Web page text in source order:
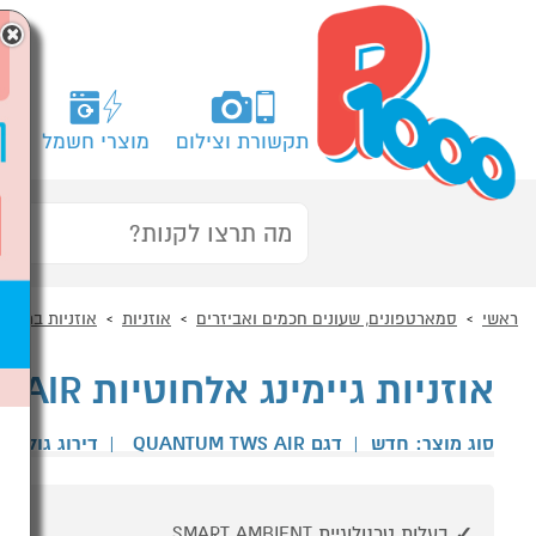
תקשורת וצילום מוצרי חשמל
ראשי סמארטפונים, שעונים חכמים ואביזרים אוזניות אוזניות בתוך
אוזניות גיימינג אלחוטיות JBL QUANTUM TWS AIR שחור
סוג מוצר: חדש | דגם QUANTUM TWS AIR | דירוג גולשים
×